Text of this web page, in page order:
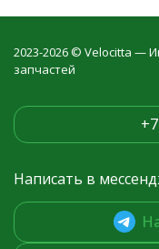
2023-2026 © Velocitta —
запчастей
Написать в